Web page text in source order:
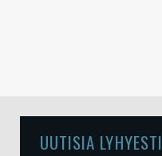
UUTISIA LYHYESTI